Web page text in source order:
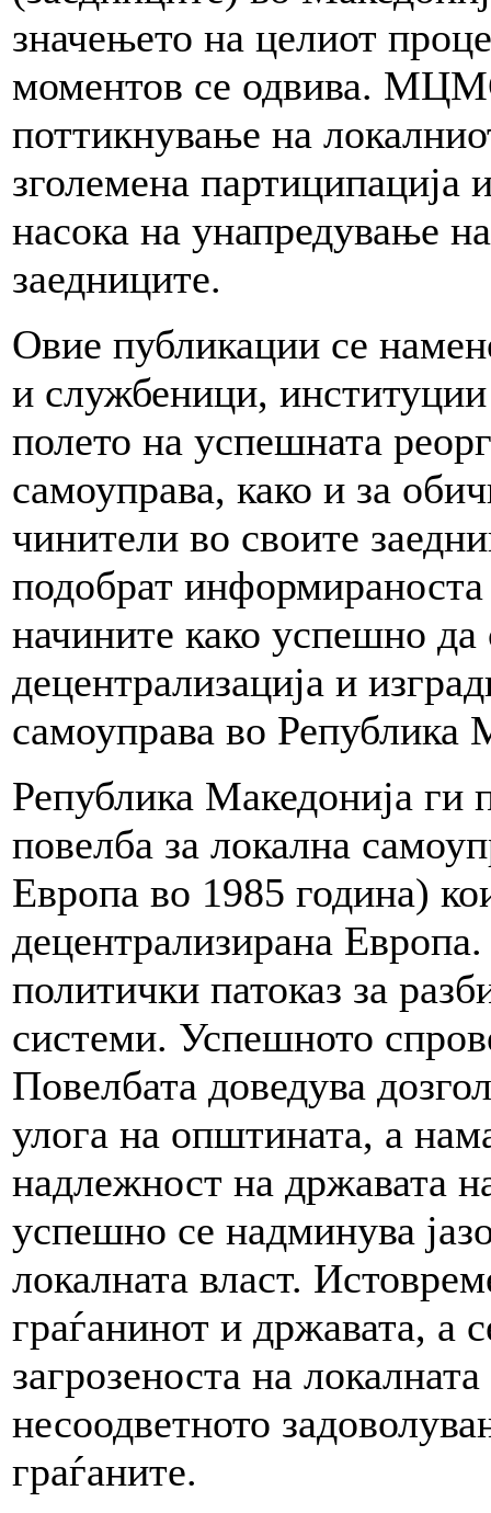
значењето на целиот
моментов се одвива.
поттикнување на
зголемена партиципација
насока на унапредување
заедниците.
Овие публикации се
и службеници,
полето на успешната
самоуправа, како и за
чинители во своите
подобрат
начините како успешно да
децентрализација и
самоуправа во Република
Република Македонија ги
повелба за локална
Европа во 1985 година)
децентрализирана
политички патоказ за
системи. Успешното
Повелбата доведува
улога на општината, а
надлежност на државата
успешно се надминува
локалната власт.
граѓанинот и државата, а
загрозеноста на
несоодветното
граѓаните.